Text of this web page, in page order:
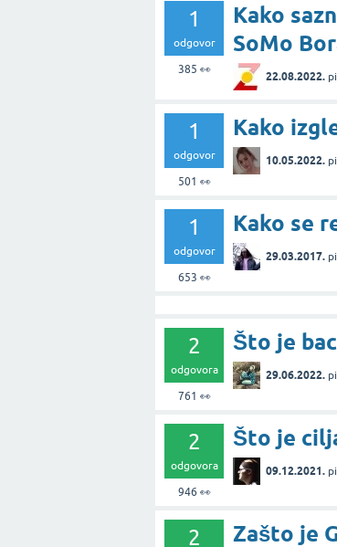
1
odgovor
385 👀
Kako
SoMo
22.08.2022.
1
odgovor
501 👀
Kako
10.05.2022.
1
odgovor
653 👀
Kako se
29.03.2017.
2
odgovora
761 👀
Što je
29.06.2022.
2
odgovora
946 👀
Što je
09.12.2021.
2 Zašto je